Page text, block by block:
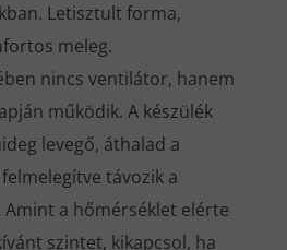
Letisztult forma,
meleg.
nincs ventilátor, hanem
működik. A készülék
levegő, áthalad a
távozik a
Amint a hőmérséklet elérte
szintet, kikapcsol, ha